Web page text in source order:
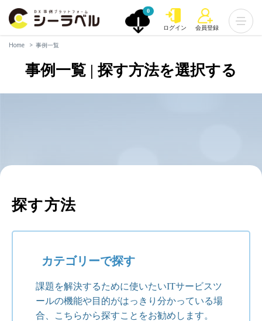
0
ログイン 会員登録
Home 事例一覧
事例一覧 | 探す方法を選択する
探す方法
カテゴリーで探す
課題を解決するために使いたいITサービスツ
ールの機能や目的がはっきり分かっている場
合、こちらから探すことをお勧めします。